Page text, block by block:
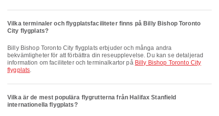
Vilka terminaler och flygplatsfaciliteter finns på Billy Bishop Toronto
City flygplats?
Billy Bishop Toronto City flygplats erbjuder och många andra
bekvämligheter för att förbättra din reseupplevelse. Du kan se detaljerad
information om faciliteter och terminalkartor på Billy Bishop Toronto City
flygplats.
Vilka är de mest populära flygrutterna från Halifax Stanfield
internationella flygplats?